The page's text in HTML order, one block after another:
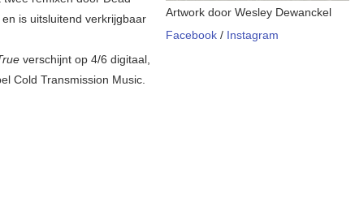
Artwork door Wesley Dewanckel
Facebook / Instagram
is uitsluitend verkrijgbaar
verschijnt op 4/6 digitaal,
Cold Transmission Music.